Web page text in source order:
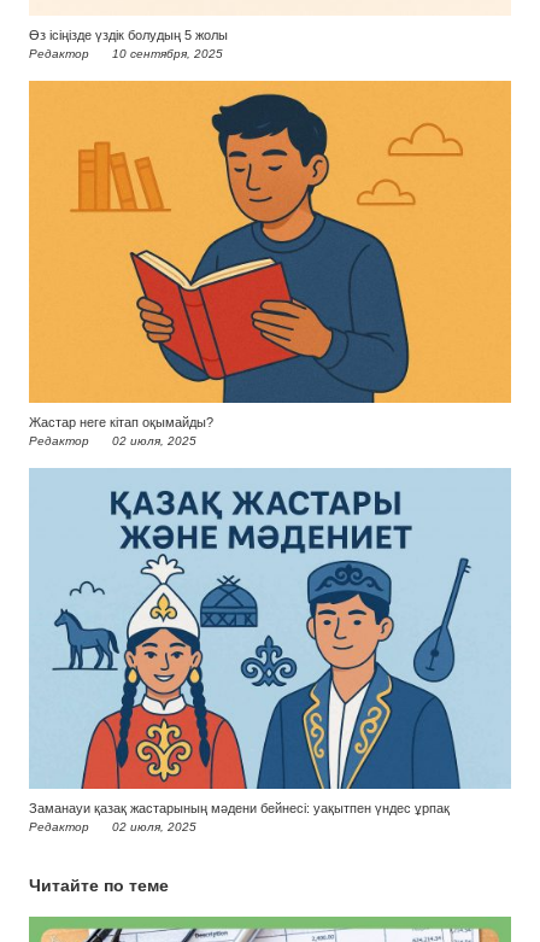
Өз ісіңізде үздік болудың 5 жолы
Редактор 10 сентября, 2025
Жастар неге кітап оқымайды?
Редактор 02 июля, 2025
Заманауи қазақ жастарының мәдени бейнесі: уақытпен үндес ұрпақ
Редактор 02 июля, 2025
Читайте по теме